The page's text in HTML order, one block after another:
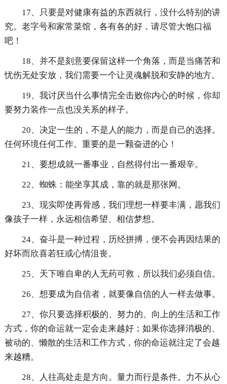
17、只要是对健康有益的东西就行，没什么特别的讲
究。老字号和家常菜馆，各有各的好，请尽管大饱口福
吧！
18、并不是刻意要保留这样一个角落，而是当痛苦和
忧伤无处安放，我们需要一个让灵魂解脱和安静的地方。
19、我讨厌当什么事情完全击败你内心的时候，你却
要努力装作一点也没关系的样子。
20、决定一生的，不是人的能力，而是自己的选择。
任何环境任何工作。重要的是一颗奋进的心！
21、要想成就一番事业，自然得付出一番艰辛。
22、蜘蛛：能坐享其成，靠的就是那张网。
23、现实即使再骨感，我们理想一样要丰满，愿我们
像孩子一样，永远相信希望、相信梦想。
24、奋斗是一种过程，历经拼搏，便不会再因结果的
好坏而欣喜若狂或心情沮丧。
25、天下唯自卑的人无药可救，所以我们必须自信。
26、想要成为自信者，就要像自信的人一样去做事。
27、你只要选择积极的、努力的、向上的生活和工作
方式，你的命运就一定会走来越好；如果你选择消极的、
被动的、懒散的生活和工作方式，你的命运就注定了会越
来越糟。
28、人往高处走是方向。量力而行是条件。力不从心